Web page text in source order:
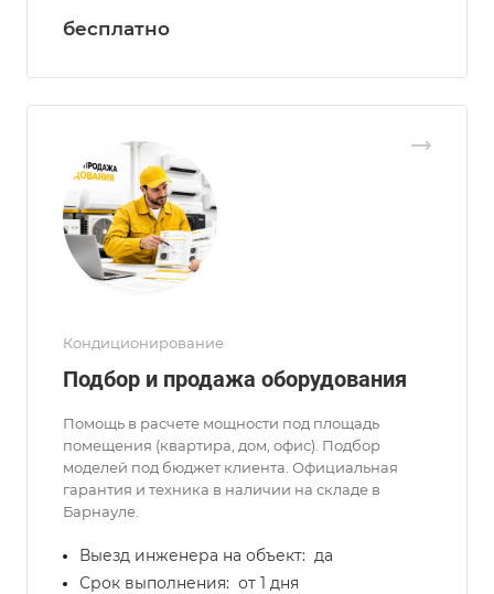
бесплатно
Кондиционирование
Подбор и продажа оборудования
Помощь в расчете мощности под площадь
помещения (квартира, дом, офис). Подбор
моделей под бюджет клиента. Официальная
гарантия и техника в наличии на складе в
Барнауле.
Выезд инженера на объект: да
Срок выполнения: от 1 дня